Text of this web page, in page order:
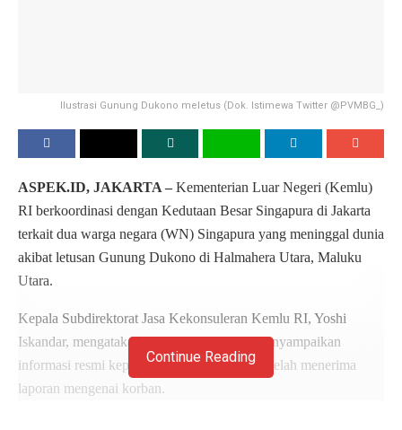
Ilustrasi Gunung Dukono meletus (Dok. Istimewa Twitter @PVMBG_)
ASPEK.ID, JAKARTA – Kementerian Luar Negeri (Kemlu)
RI berkoordinasi dengan Kedutaan Besar Singapura di Jakarta
terkait dua warga negara (WN) Singapura yang meninggal dunia
akibat letusan Gunung Dukono di Halmahera Utara, Maluku
Utara.
Kepala Subdirektorat Jasa Kekonsuleran Kemlu RI, Yoshi
Iskandar, mengatakan pihaknya langsung menyampaikan
informasi resmi kepada otoritas Singapura setelah menerima
laporan mengenai korban.
Continue Reading